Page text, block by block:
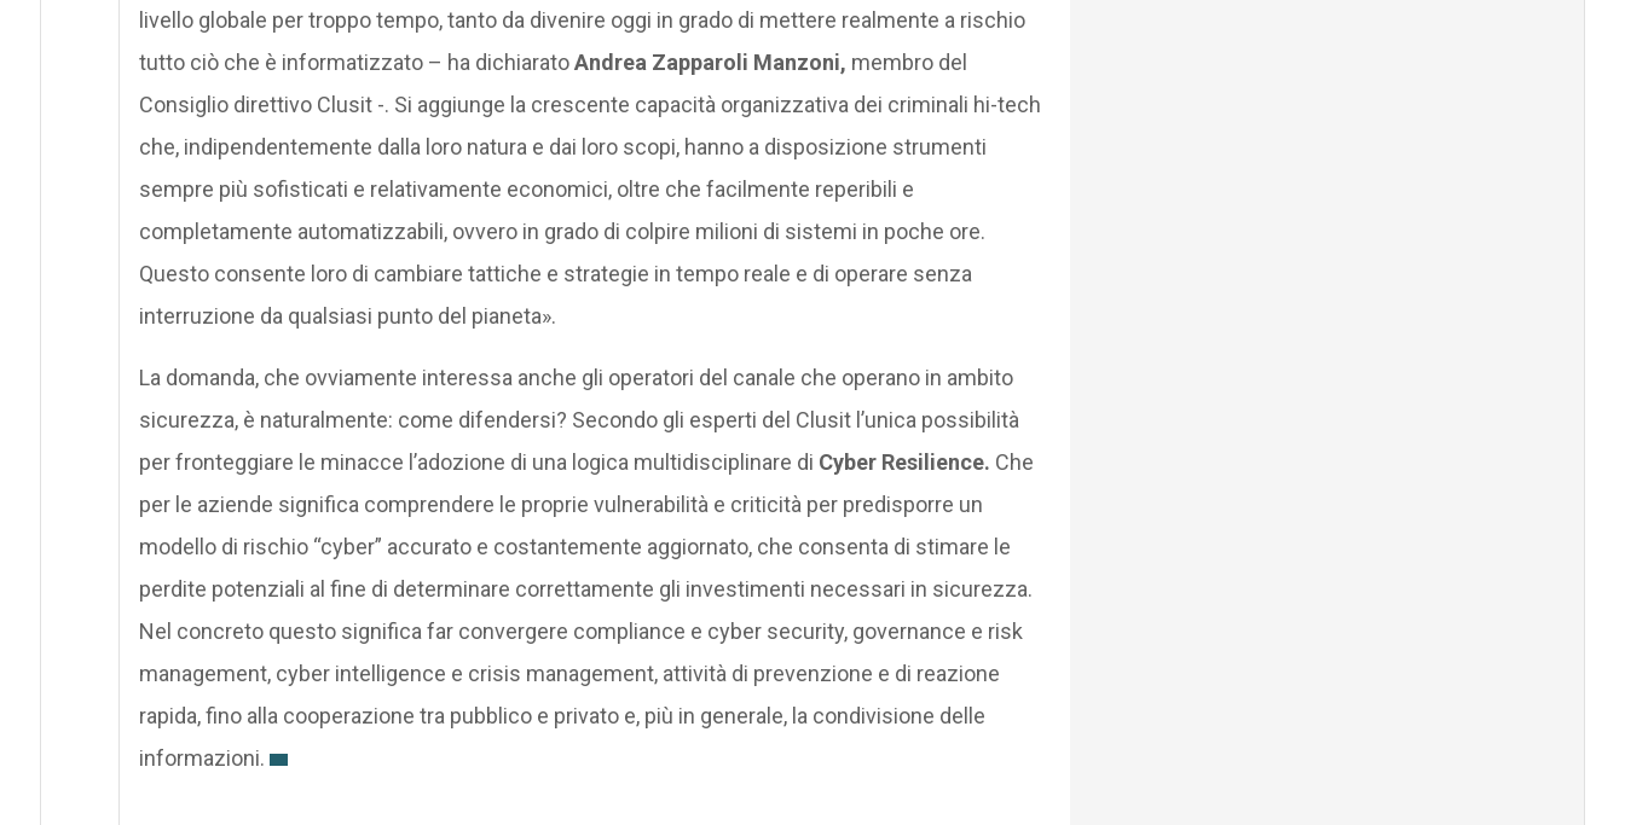
livello globale per troppo tempo, tanto da divenire oggi in grado di mettere realmente a rischio
tutto ciò che è informatizzato – ha dichiaratoAndrea Zapparoli Manzoni, membro del
Consiglio direttivo Clusit -. Si aggiunge la crescente capacità organizzativa dei criminali hi-tech
che, indipendentemente dalla loro natura e dai loro scopi, hanno a disposizione strumenti
sempre più sofisticati e relativamente economici, oltre che facilmente reperibili e
completamente automatizzabili, ovvero in grado di colpire milioni di sistemi in poche ore.
Questo consente loro di cambiare tattiche e strategie in tempo reale e di operare senza
interruzione da qualsiasi punto del pianeta».
La domanda, che ovviamente interessa anche gli operatori del canale che operano in ambito
sicurezza, è naturalmente: come difendersi? Secondo gli esperti del Clusit l’unica possibilità
per fronteggiare le minacce l’adozione di una logica multidisciplinare di Cyber Resilience. Che
per le aziende significa comprendere le proprie vulnerabilità e criticità per predisporre un
modello di rischio “cyber” accurato e costantemente aggiornato, che consenta di stimare le
perdite potenziali al fine di determinare correttamente gli investimenti necessari in sicurezza.
Nel concreto questo significa far convergere compliance e cyber security, governance e risk
management, cyber intelligence e crisis management, attività di prevenzione e di reazione
rapida, fino alla cooperazione tra pubblico e privato e, più in generale, la condivisione delle
informazioni.